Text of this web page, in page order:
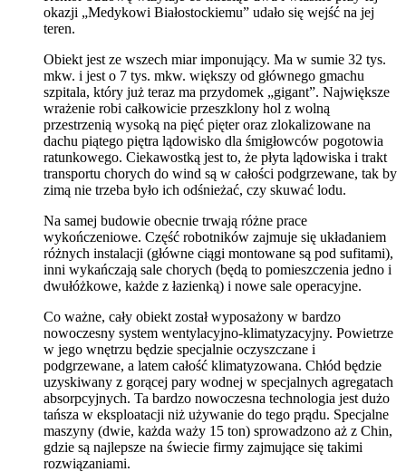
okazji „Medykowi Białostockiemu” udało się wejść na jej
teren.
Obiekt jest ze wszech miar imponujący. Ma w sumie 32 tys.
mkw. i jest o 7 tys. mkw. większy od głównego gmachu
szpitala, który już teraz ma przydomek „gigant”. Największe
wrażenie robi całkowicie przeszklony hol z wolną
przestrzenią wysoką na pięć pięter oraz zlokalizowane na
dachu piątego piętra lądowisko dla śmigłowców pogotowia
ratunkowego. Ciekawostką jest to, że płyta lądowiska i trakt
transportu chorych do wind są w całości podgrzewane, tak by
zimą nie trzeba było ich odśnieżać, czy skuwać lodu.
Na samej budowie obecnie trwają różne prace
wykończeniowe. Część robotników zajmuje się układaniem
różnych instalacji (główne ciągi montowane są pod sufitami),
inni wykańczają sale chorych (będą to pomieszczenia jedno i
dwułóżkowe, każde z łazienką) i nowe sale operacyjne.
Co ważne, cały obiekt został wyposażony w bardzo
nowoczesny system wentylacyjno-klimatyzacyjny. Powietrze
w jego wnętrzu będzie specjalnie oczyszczane i
podgrzewane, a latem całość klimatyzowana. Chłód będzie
uzyskiwany z gorącej pary wodnej w specjalnych agregatach
absorpcyjnych. Ta bardzo nowoczesna technologia jest dużo
tańsza w eksploatacji niż używanie do tego prądu. Specjalne
maszyny (dwie, każda waży 15 ton) sprowadzono aż z Chin,
gdzie są najlepsze na świecie firmy zajmujące się takimi
rozwiązaniami.